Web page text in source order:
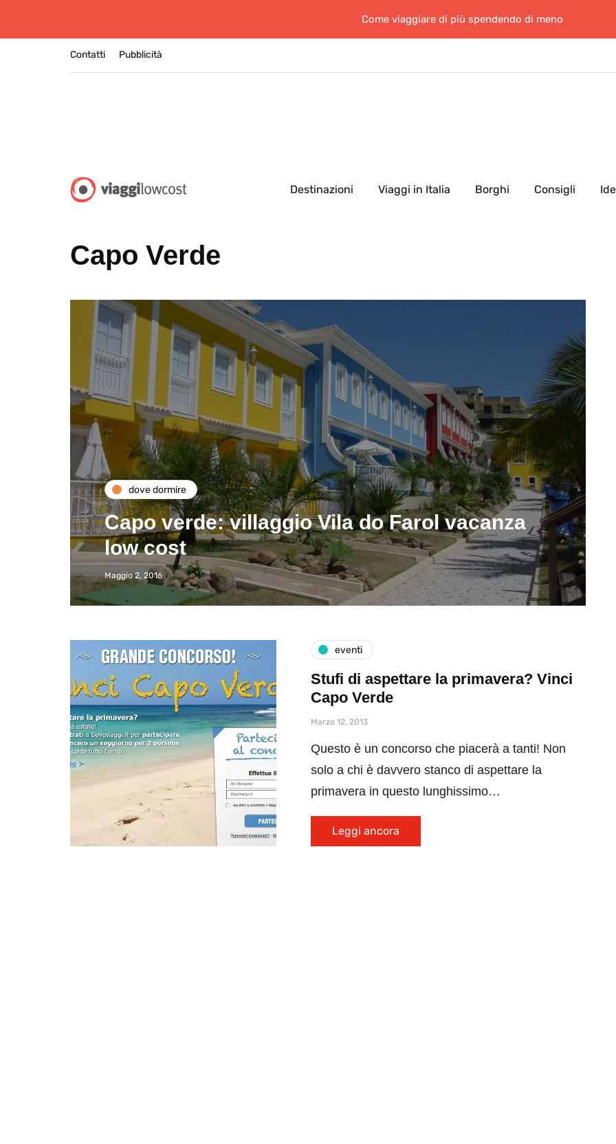
Come viaggiare di più spendendo di meno
Contatti Pubblicità
Destinazioni Viaggi in Italia Borghi Consigli
Capo Verde
dove dormire
Capo verde: villaggio Vila do Farol vacanza
low cost
Maggio 2, 2016
eventi
Stufi di aspettare la primavera? Vinci
Capo Verde
Marzo 12, 2013
Questo è un concorso che piacerà a tanti! Non
solo a chi è davvero stanco di aspettare la
primavera in questo lunghissimo…
Leggi ancora